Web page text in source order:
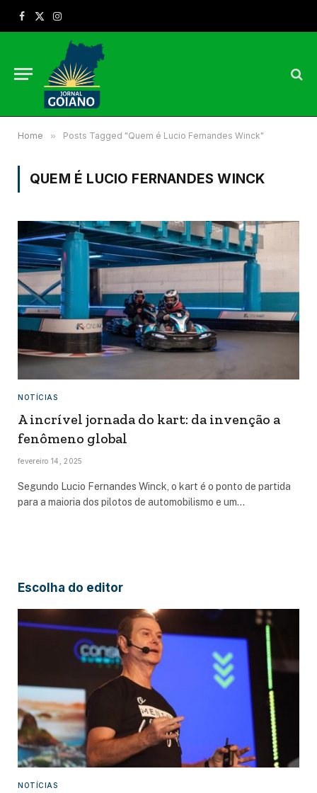
Facebook
X
Instagram
Home » Posts Tagged "Quem é Lucio Fernandes Winck"
QUEM É LUCIO FERNANDES WINCK
NOTÍCIAS
A incrível jornada do kart: da invenção a
fenômeno global
fevereiro 14, 2025
Segundo Lucio Fernandes Winck, o kart é o ponto de partida
para a maioria dos pilotos de automobilismo e um…
Escolha do editor
NOTÍCIAS